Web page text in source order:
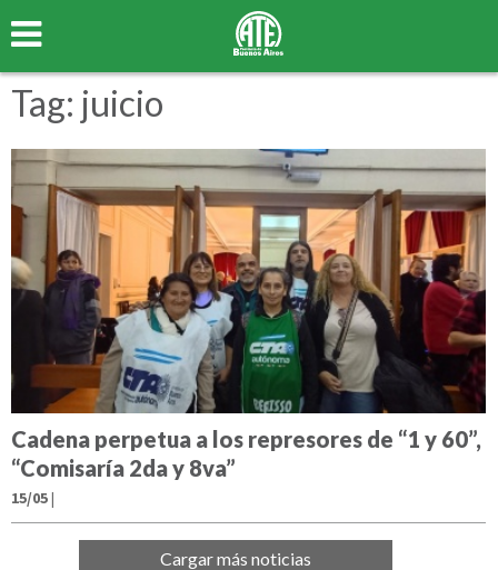
Tag: juicio
Cadena perpetua a los represores de “1 y 60”,
“Comisaría 2da y 8va”
15/05|
Cargar más noticias